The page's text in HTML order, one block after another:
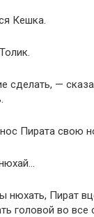
Кешка.
сделать, —
Пирата свою
нюхать, Пират
головой во все